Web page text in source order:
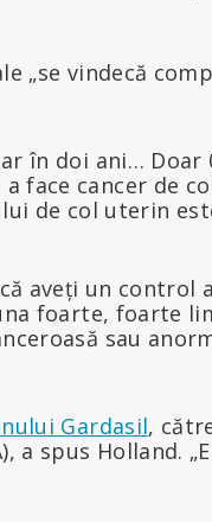
„se vindecă
în doi ani…
face cancer de
de col uterin
aveți un control
foarte, foarte
sau
Gardasil,
a spus Holland.